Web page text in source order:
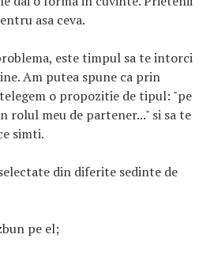
asa ceva.
este timpul sa te intorci
Am putea spune ca prin
o propozitie de tipul: "pe
rolul meu de partener..." si sa te
simti.
din diferite sedinte de
pe el;